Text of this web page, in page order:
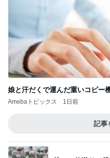
娘と汗だくで運んだ重いコピー
Amebaトピックス 1日前
記事